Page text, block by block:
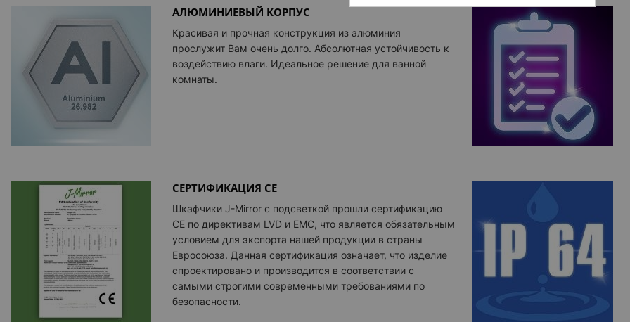
АЛЮМИНИЕВЫЙ КОРПУС
Красивая и прочная конструкция из алюминия
прослужит Вам очень долго. Абсолютная устойчивость к
воздействию влаги. Идеальное решение для ванной
комнаты.
СЕРТИФИКАЦИЯ CE
Шкафчики J-Mirror с подсветкой прошли сертификацию
CE по директивам LVD и EMC, что является обязательным
условием для экспорта нашей продукции в страны
Евросоюза. Данная сертификация означает, что изделие
спроектировано и производится в соответствии с
самыми строгими современными требованиями по
безопасности.